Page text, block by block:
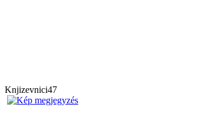
Knjizevnici47